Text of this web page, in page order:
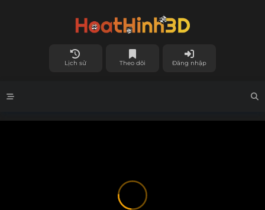
Lịch sử Theo dõi Đăng nhập